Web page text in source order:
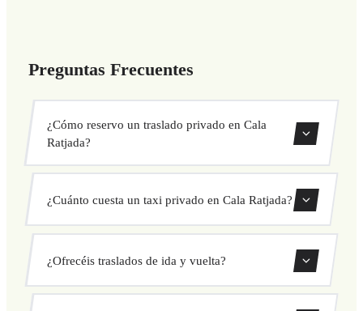
Preguntas Frecuentes
¿Cómo reservo un traslado privado en Cala
Ratjada?
Usa nuestro formulario de reserva para buscar y confirmar
tu traslado al instante. Elige recogida y destino, selecciona
¿Cuánto cuesta un taxi privado en Cala Ratjada?
Nuestros traslados privados en Cala Ratjada tienen precio
fijo cerrado antes de salir. Sin cargos ocultos ni sorpresas.
Consulta tu precio al instante en el formulario.
¿Ofrecéis traslados de ida y vuelta?